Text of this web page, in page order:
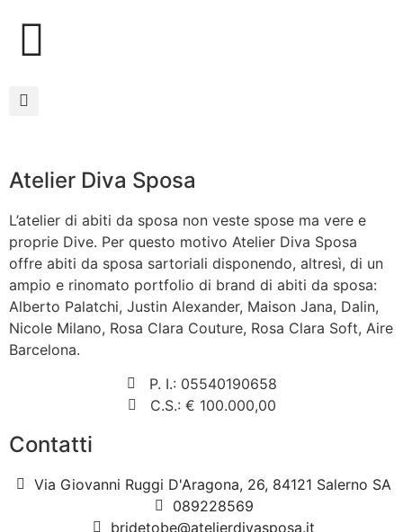
Atelier Diva Sposa
L’atelier di abiti da sposa non veste spose ma vere e
proprie Dive. Per questo motivo Atelier Diva Sposa
offre abiti da sposa sartoriali disponendo, altresì, di un
ampio e rinomato portfolio di brand di abiti da sposa:
Alberto Palatchi, Justin Alexander, Maison Jana, Dalin,
Nicole Milano, Rosa Clara Couture, Rosa Clara Soft, Aire
Barcelona.
P. I.: 05540190658
C.S.: € 100.000,00
Contatti
Via Giovanni Ruggi D'Aragona, 26, 84121 Salerno SA
089228569
bridetobe@atelierdivasposa.it